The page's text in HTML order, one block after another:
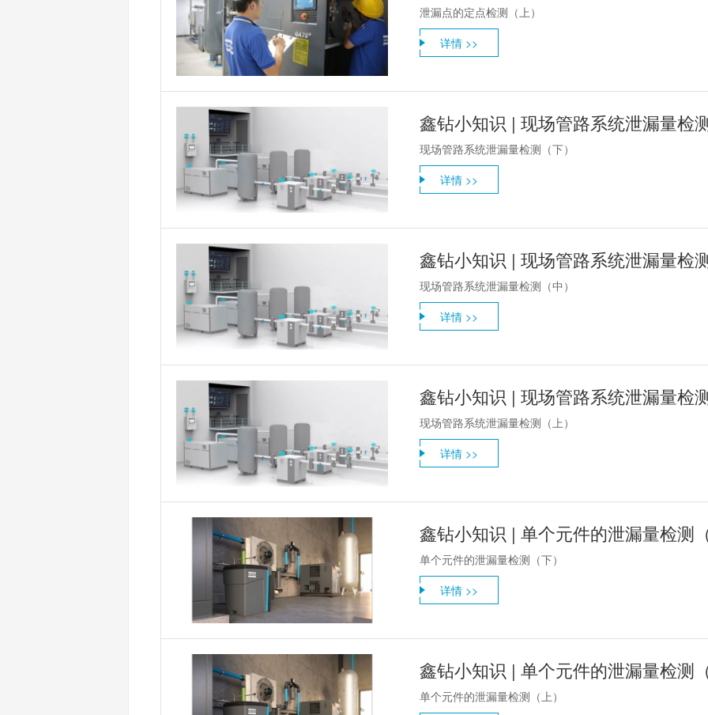
泄漏点的定点检测（上）
详情 >>
鑫钻小知识 | 现场管路系统泄漏量检
现场管路系统泄漏量检测（下）
详情 >>
鑫钻小知识 | 现场管路系统泄漏量检
现场管路系统泄漏量检测（中）
详情 >>
鑫钻小知识 | 现场管路系统泄漏量检
现场管路系统泄漏量检测（上）
详情 >>
鑫钻小知识 | 单个元件的泄漏量检测
单个元件的泄漏量检测（下）
详情 >>
鑫钻小知识 | 单个元件的泄漏量检测
单个元件的泄漏量检测（上）